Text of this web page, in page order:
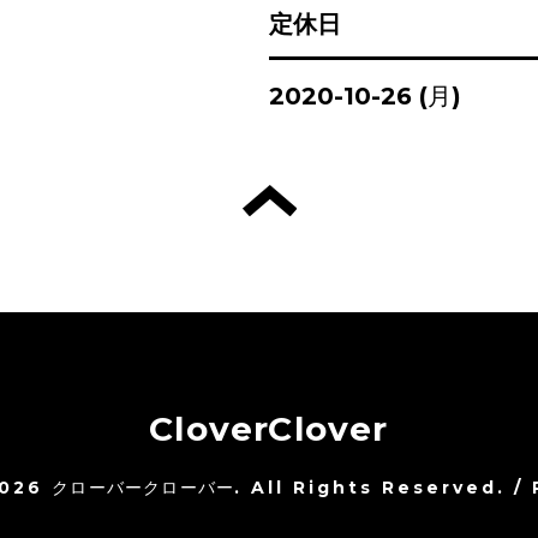
定休日
2020-10-26 (月)
CloverClover
クローバークローバー. All Rights Reserved. /